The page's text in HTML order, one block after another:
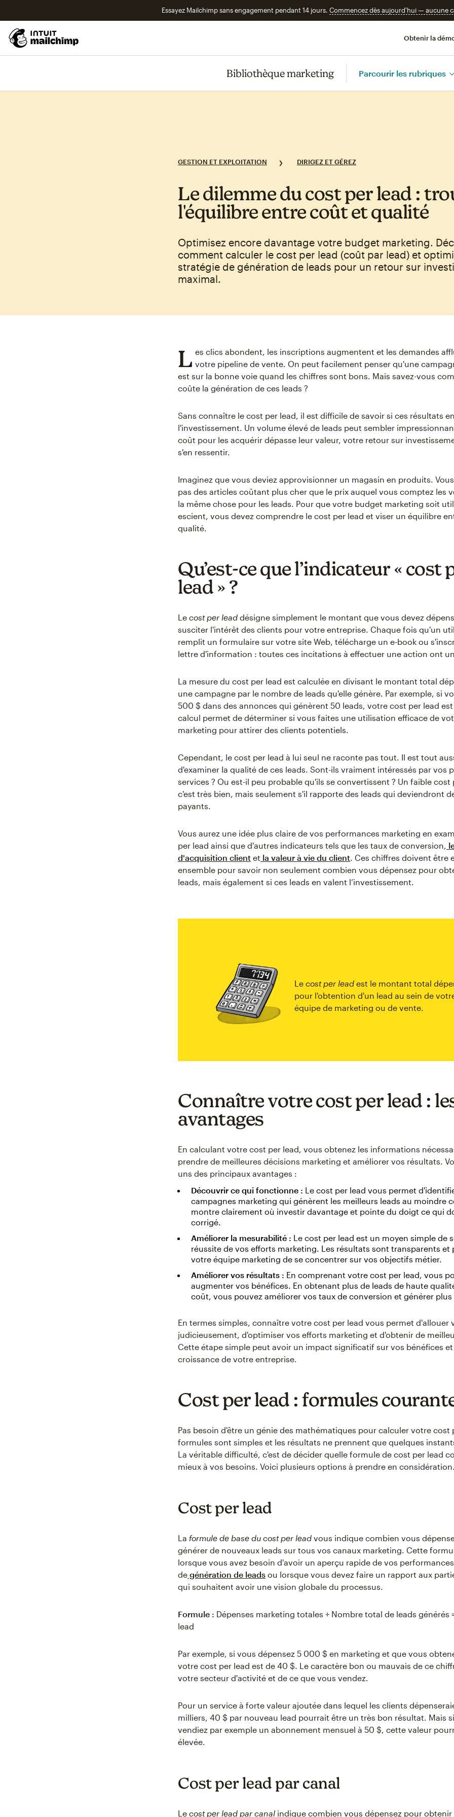
Essayez Mailchimp sans engagement pendant 14 jours. Commencez dès aujourd'hui — aucune
Obtenir la
Bibliothèque marketing Parcourir les rubriques
GESTION ET EXPLOITATION DIRIGEZ ET GÉREZ
Le dilemme du cost per lead :
l'équilibre entre coût et qualité
Optimisez encore davantage votre budget marketing.
comment calculer le cost per lead (coût par lead) et
stratégie de génération de leads pour un retour sur
maximal.
L es clics abondent, les inscriptions augmentent et les demandes
votre pipeline de vente. On peut facilement penser qu'une
est sur la bonne voie quand les chiffres sont bons. Mais savez-vous
coûte la génération de ces leads ?
Sans connaître le cost per lead, il est difficile de savoir si ces résultats
l'investissement. Un volume élevé de leads peut sembler
coût pour les acquérir dépasse leur valeur, votre retour sur
s'en ressentir.
Imaginez que vous deviez approvisionner un magasin en produits.
pas des articles coûtant plus cher que le prix auquel vous comptez les
la même chose pour les leads. Pour que votre budget marketing soit
escient, vous devez comprendre le cost per lead et viser un équilibre
qualité.
Qu’est-ce que l’indicateur « cost
lead » ?
Le cost per lead désigne simplement le montant que vous devez
susciter l'intérêt des clients pour votre entreprise. Chaque fois qu'un
remplit un formulaire sur votre site Web, télécharge un e-book ou
lettre d'information : toutes ces incitations à effectuer une action ont
La mesure du cost per lead est calculée en divisant le montant total
une campagne par le nombre de leads qu'elle génère. Par exemple, si
500 $ dans des annonces qui génèrent 50 leads, votre cost per lead est
calcul permet de déterminer si vous faites une utilisation efficace de
marketing pour attirer des clients potentiels.
Cependant, le cost per lead à lui seul ne raconte pas tout. Il est tout
d'examiner la qualité de ces leads. Sont-ils vraiment intéressés par vos
services ? Ou est-il peu probable qu'ils se convertissent ? Un faible cost
c'est très bien, mais seulement s'il rapporte des leads qui deviendront
payants.
Vous aurez une idée plus claire de vos performances marketing en
per lead ainsi que d'autres indicateurs tels que les taux de conversion,
d'acquisition client et la valeur à vie du client. Ces chiffres doivent être
ensemble pour savoir non seulement combien vous dépensez pour
leads, mais également si ces leads en valent l’investissement.
Le cost per lead est le montant total
pour l'obtention d'un lead au sein de
équipe de marketing ou de vente.
Connaître votre cost per lead :
avantages
En calculant votre cost per lead, vous obtenez les informations
prendre de meilleures décisions marketing et améliorer vos résultats.
uns des principaux avantages :
Découvrir ce qui fonctionne : Le cost per lead vous permet
campagnes marketing qui génèrent les meilleurs leads au moindre
montre clairement où investir davantage et pointe du doigt ce qui
corrigé.
Améliorer la mesurabilité : Le cost per lead est un moyen simple de
réussite de vos efforts marketing. Les résultats sont transparents et
votre équipe marketing de se concentrer sur vos objectifs métier.
Améliorer vos résultats : En comprenant votre cost per lead, vous
augmenter vos bénéfices. En obtenant plus de leads de haute
coût, vous pouvez améliorer vos taux de conversion et générer plus
En termes simples, connaître votre cost per lead vous permet d'allouer
judicieusement, d'optimiser vos efforts marketing et d'obtenir de
Cette étape simple peut avoir un impact significatif sur vos bénéfices et
croissance de votre entreprise.
Cost per lead : formules
Pas besoin d'être un génie des mathématiques pour calculer votre cost
formules sont simples et les résultats ne prennent que quelques
La véritable difficulté, c'est de décider quelle formule de cost per lead
mieux à vos besoins. Voici plusieurs options à prendre en considération.
Cost per lead
La formule de base du cost per lead vous indique combien vous
générer de nouveaux leads sur tous vos canaux marketing. Cette
lorsque vous avez besoin d'avoir un aperçu rapide de vos
de génération de leads ou lorsque vous devez faire un rapport aux
qui souhaitent avoir une vision globale du processus.
Formule : Dépenses marketing totales ÷ Nombre total de leads générés
lead
Par exemple, si vous dépensez 5 000 $ en marketing et que vous
votre cost per lead est de 40 $. Le caractère bon ou mauvais de ce
votre secteur d'activité et de ce que vous vendez.
Pour un service à forte valeur ajoutée dans lequel les clients
milliers, 40 $ par nouveau lead pourrait être un très bon résultat. Mais
vendiez par exemple un abonnement mensuel à 50 $, cette valeur
élevée.
Cost per lead par canal
Le cost per lead par canal indique combien vous dépensez pour obtenir